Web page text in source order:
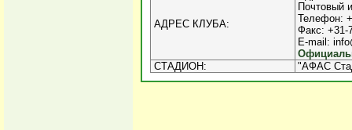
АДРЕС КЛУБА:
Почтовый
Телефон:
Факс: +31-
E-mail:
СТАДИОН:
"АФАС